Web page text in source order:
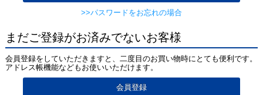
>>パスワードをお忘れの場合
まだご登録がお済みでないお客様
会員登録をしていただきますと、二度目のお買い物時にとても便利です。
アドレス帳機能などもお使いいただけます。